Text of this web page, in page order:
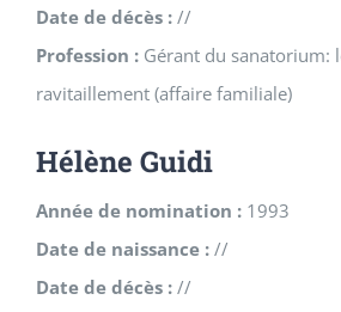
Date de décès : //
Profession : Gérant du sanatorium:
ravitaillement (affaire familiale)
Hélène Guidi
Année de nomination : 1993
Date de naissance : //
Date de décès : //